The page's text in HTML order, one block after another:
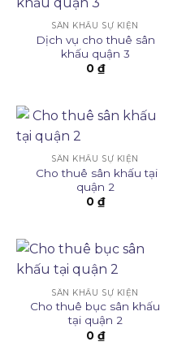
SÂN KHẤU SỰ KIỆN
Dịch vụ cho thuê sân
khấu quận 3
0 ₫
SÂN KHẤU SỰ KIỆN
Cho thuê sân khấu tại
quận 2
0 ₫
SÂN KHẤU SỰ KIỆN
Cho thuê bục sân khấu
tại quận 2
0 ₫